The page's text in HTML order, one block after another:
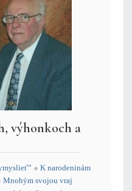
výhonkoch a
● K narodeninám
Mnohým svojou vraj